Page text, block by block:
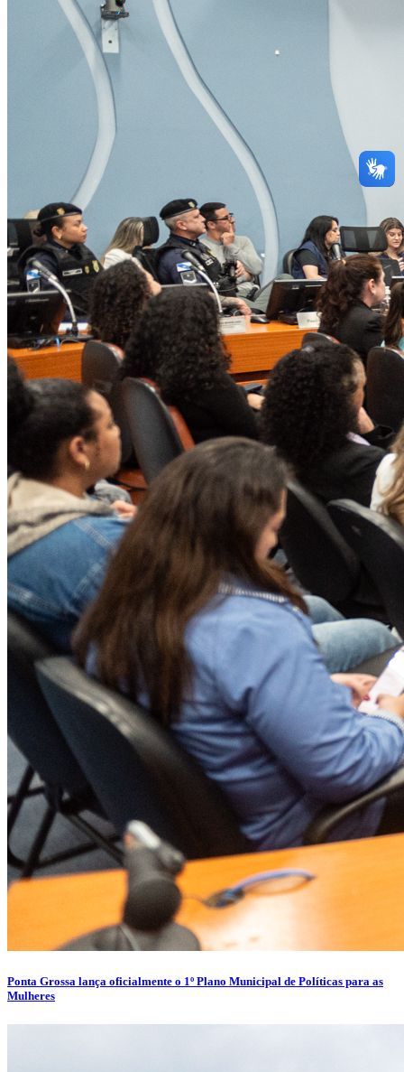
Ponta Grossa lança oficialmente o 1º Plano Municipal de Políticas para as
Mulheres